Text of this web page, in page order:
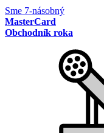
Sme 7-násobný
MasterCard
Obchodník roka